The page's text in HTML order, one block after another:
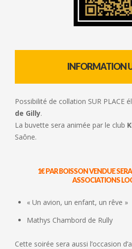
INFORMATION
Possibilité de collation SUR PLACE
de Gilly.
La buvette sera animée par le club
Saône.
1€ PAR BOISSON VENDUE
ASSOCIATIONS
« Un avion, un enfant, un rêve »
Mathys Chambord de Rully
Cette soirée sera aussi l’occasion